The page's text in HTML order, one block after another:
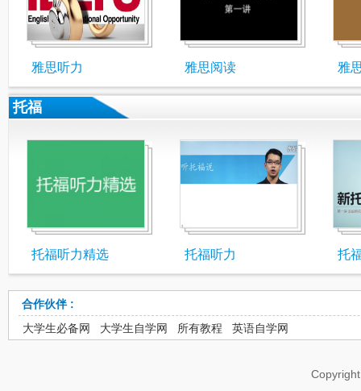
雅思听力 雅思阅读 雅
托福
托福听力精选 托福听力 托
合作伙伴 :
大学生必备网
大学生自学网 所有教程 英语自学网